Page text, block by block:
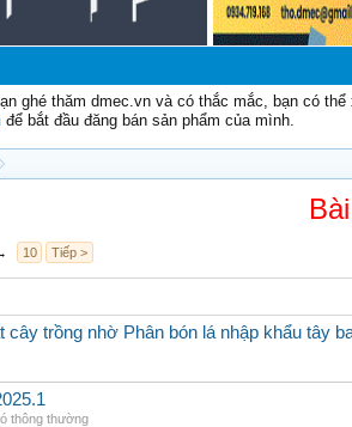
ghé thăm dmec.vn và có thắc mắc, bạn có
để bắt đầu đăng bán sản phẩm của mình.
10 Tiếp >
cây trồng nhờ Phân bón lá nhập khẩu tây
thông thường